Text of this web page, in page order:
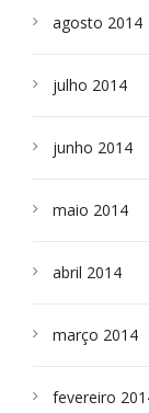
agosto 2014
julho 2014
junho 2014
maio 2014
abril 2014
março 2014
fevereiro